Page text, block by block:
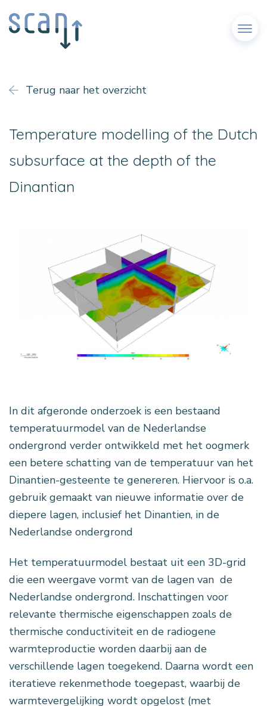
Menu
Terug naar het overzicht
Temperature modelling of the Dutch
subsurface at the depth of the
Dinantian
In dit afgeronde onderzoek is een bestaand
temperatuurmodel van de Nederlandse
ondergrond verder ontwikkeld met het oogmerk
een betere schatting van de temperatuur van het
Dinantien-gesteente te genereren. Hiervoor is o.a.
gebruik gemaakt van nieuwe informatie over de
diepere lagen, inclusief het Dinantien, in de
Nederlandse ondergrond
Het temperatuurmodel bestaat uit een 3D-grid
die een weergave vormt van de lagen van de
Nederlandse ondergrond. Inschattingen voor
relevante thermische eigenschappen zoals de
thermische conductiviteit en de radiogene
warmteproductie worden daarbij aan de
verschillende lagen toegekend. Daarna wordt een
iteratieve rekenmethode toegepast, waarbij de
warmtevergelijking wordt opgelost (met